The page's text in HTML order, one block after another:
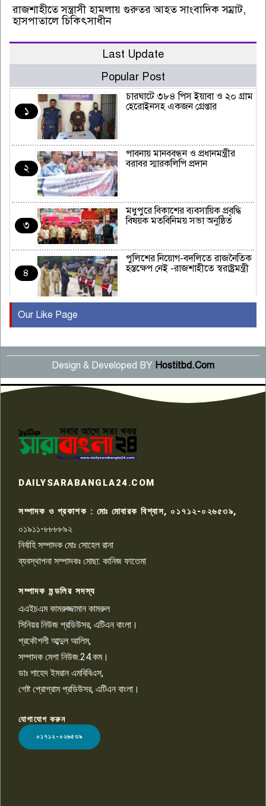
রাজশাহীতে সন্ত্রাসী হামলায় গুরুতর আহত সাংবাদিক সম্রাট,
হাসপাতালে চিকিৎসাধীন
Last Update
Popular Post
১
চারঘাটে ৩৮৪ পিস ইয়াবা ও ২০ গ্রাম
হেরোইনসহ একজন গ্রেপ্তার
২
পাবনায় মানববন্ধন ও প্রধানমন্ত্রীর
বরাবর স্মারকলিপি প্রদান
৩
মধুপুরে বিকাশের ব্যবসায়িক প্রবৃদ্ধি
বিষয়ক মতবিনিময় সভা অনুষ্ঠিত
৪
পুলিশের নিয়োগ-বদলিতে রাজনৈতিক
হস্তক্ষেপ নেই -রাজশাহীতে স্বরাষ্ট্রমন্ত্রী
৫
বছর পূর্তি উদযাপন
৬
সংবাদ সম্মেলনে অভিযোগ অস্বীকার
উদ্দেশ্য প্রণোদিত সংবাদ প্রকাশের
প্রতিবাদ নাজির হাসানের
৭
কেটে ঘরে ঢুকে স্কুল শিক্ষিকাকে হত্যা
টয়লেটের ট্যাংকি থেকে লাশ উদ্ধার
রাজশাহীতে সন্ত্রাসী হামলায় গুরুতর
চাঁদাবাজি ও হয়রানির অভিযোগ
১০
Our Like Page
Design & Developed BY Hostitbd.Com
LOGO
DAILYSARABANGLA24.COM
সম্পাদক ও প্রকাশক : মোঃ মোবারক বিশ্বাস, ০১৭১২-০২৬৫৩৯,
০১৯১১-৮৮৮৮৯২
নির্বাহি সম্পাদক মোঃ সোহেল রানা
ব্যবস্থাপনা সম্পাদকঃ মোছা: কানিজ ফাতেমা
সম্পাদক মন্ডলির সদস্য
এএইচএম কামরুজ্জামান কামরুল
সিনিয়র নিউজ প্রডিউসর, এটিএন বাংলা।
প্রকৌশলী আব্দুল আলিম,
সম্পাদক মেগা নিউজ.24.কম।
ডাঃ শাহেদ ইমরান এমবিবিএস,
গেষ্ট প্রোগ্রাম প্রডিউসর, এটিএন বাংলা।
যোগাযোগ করুন
০১৭১২-০২৬৫৩৯